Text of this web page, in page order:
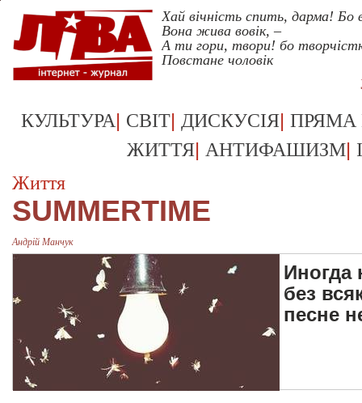
Хай вічність спить, дарма! Бо
Вона жива вовік, –
А ти гори, твори! бо
Повстане чоловік
КУЛЬТУРА| СВІТ| ДИСКУСІЯ| ПРЯМА
ЖИТТЯ| АНТИФАШИЗМ|
Життя
SUMMERTIME
Андрій Манчук
без
песне